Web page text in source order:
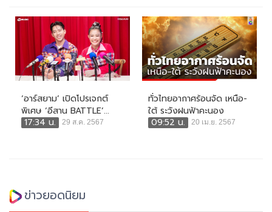
‘อาร์สยาม’ เปิดโปรเจกต์
พิเศษ ‘อีสาน BATTLE’...
17:34 น.
29 ส.ค. 2567
ทั่วไทยอากาศร้อนจัด เหนือ-
ใต้ ระวังฝนฟ้าคะนอง
09:52 น.
20 เม.ย. 2567
ข่าวยอดนิยม